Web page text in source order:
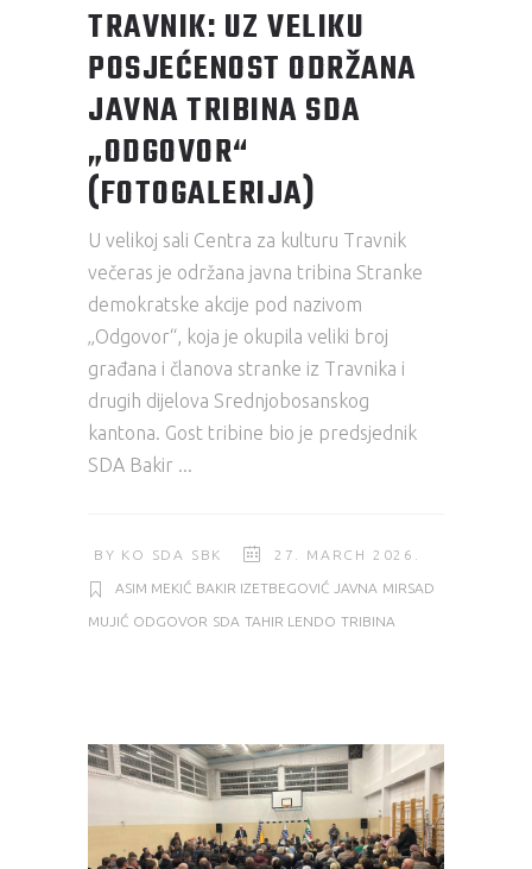
TRAVNIK: UZ VELIKU
POSJEĆENOST ODRŽANA
JAVNA TRIBINA SDA
„ODGOVOR“
(FOTOGALERIJA)
U velikoj sali Centra za kulturu Travnik
večeras je održana javna tribina Stranke
demokratske akcije pod nazivom
„Odgovor“, koja je okupila veliki broj
građana i članova stranke iz Travnika i
drugih dijelova Srednjobosanskog
kantona. Gost tribine bio je predsjednik
SDA Bakir
BY KO SDA SBK 27. MARCH 2026.
ASIM MEKIĆ BAKIR IZETBEGOVIĆ JAVNA MIRSAD
MUJIĆ ODGOVOR SDA TAHIR LENDO TRIBINA